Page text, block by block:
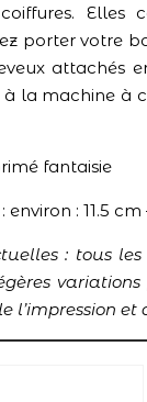
porter votre
attachés
la machine à
fantaisie
: 11.5
: tous
l’impression